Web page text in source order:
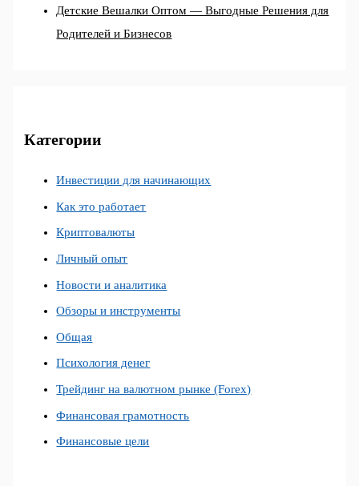
Детские Вешалки Оптом — Выгодные Решения для
Родителей и Бизнесов
Категории
Инвестиции для начинающих
Как это работает
Криптовалюты
Личный опыт
Новости и аналитика
Обзоры и инструменты
Общая
Психология денег
Трейдинг на валютном рынке (Forex)
Финансовая грамотность
Финансовые цели